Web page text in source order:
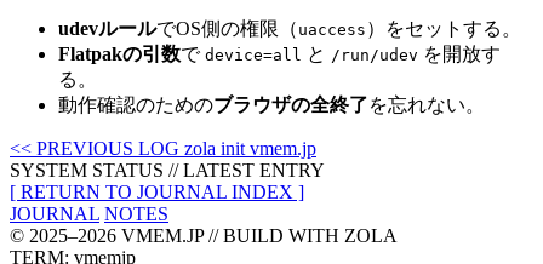
udevルールでOS側の権限（ uaccess ）をセットする。
Flatpakの引数で device=all と /run/udev を開放す
る。
動作確認のためのブラウザの全終了を忘れない。
<< PREVIOUS LOG zola init vmem.jp
SYSTEM STATUS // LATEST ENTRY
[ RETURN TO JOURNAL INDEX ]
JOURNAL NOTES
© 2025–2026 VMEM.JP // BUILD WITH ZOLA
TERM: vmemjp